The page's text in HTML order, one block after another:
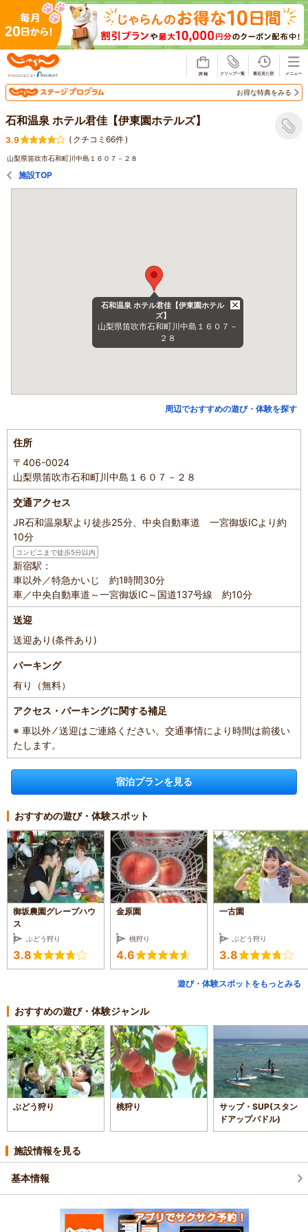
お得な特典をみる
石和温泉 ホテル君佳【伊東園ホテルズ】
3.9 ( クチコミ66件)
山梨県笛吹市石和町川中島１６０７－２８
施設TOP
石和温泉 ホテル君佳【伊東園ホテル
ズ】
山梨県笛吹市石和町川中島１６０７－
２８
周辺でおすすめの遊び・体験を探す
住所
〒406-0024
山梨県笛吹市石和町川中島１６０７－２８
交通アクセス
JR石和温泉駅より徒歩25分、中央自動車道 一宮御坂ICより約
10分
コンビニまで徒歩5分以内
新宿駅：
車以外／特急かいじ 約1時間30分
車／中央自動車道～一宮御坂IC～国道137号線 約10分
送迎
送迎あり(条件あり)
パーキング
有り（無料）
アクセス・パーキングに関する補足
※ 車以外 ⁄ 送迎はご連絡ください。交通事情により時間は前後い
たします。
宿泊プランを見る
おすすめの遊び・体験スポット
御坂農園グレープハウ
ス
ぶどう狩り
3.8
金原園
桃狩り
4.6
一古園
ぶどう狩り
3.8
遊び・体験スポットをもっとみる
おすすめの遊び・体験ジャンル
ぶどう狩り 桃狩り
サップ・SUP(スタン
ドアップパドル)
施設情報を見る
基本情報